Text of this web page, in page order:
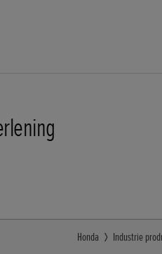
Honda Industrie